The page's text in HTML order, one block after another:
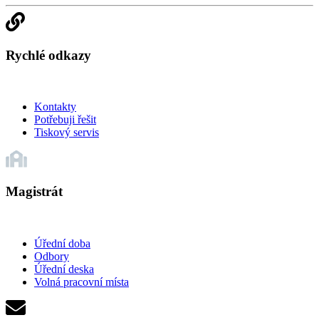
Rychlé odkazy
Kontakty
Potřebuji řešit
Tiskový servis
Magistrát
Úřední doba
Odbory
Úřední deska
Volná pracovní místa